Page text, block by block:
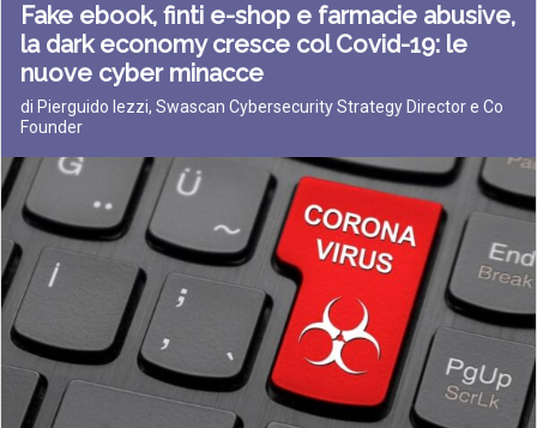
Fake ebook, finti e-shop e farmacie abusive,
la dark economy cresce col Covid-19: le
nuove cyber minacce
di Pierguido Iezzi, Swascan Cybersecurity Strategy Director e Co
Founder